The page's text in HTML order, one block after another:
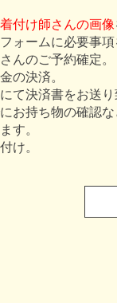
着付け師さんの画像
ォームに必要事項
んのご予約確定。
の決済。
て決済書をお送り
お持ち物の確認
す。
け。